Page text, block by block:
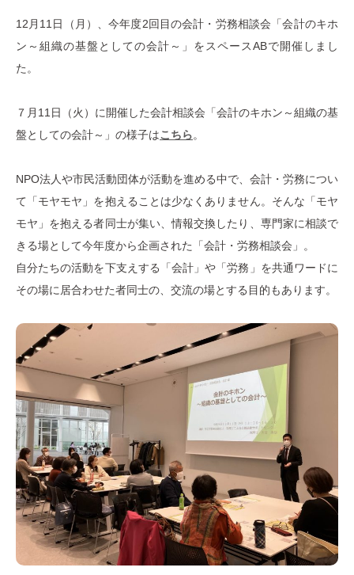
12月11日（月）、今年度2回目の会計・労務相談会「会計のキホ
ン～組織の基盤としての会計～」をスペースABで開催しまし
た。
７月11日（火）に開催した会計相談会「会計のキホン～組織の基
盤としての会計～」の様子はこちら。
NPO法人や市民活動団体が活動を進める中で、会計・労務につい
て「モヤモヤ」を抱えることは少なくありません。そんな「モヤ
モヤ」を抱える者同士が集い、情報交換したり、専門家に相談で
きる場として今年度から企画された「会計・労務相談会」。
自分たちの活動を下支えする「会計」や「労務」を共通ワードに
その場に居合わせた者同士の、交流の場とする目的もあります。